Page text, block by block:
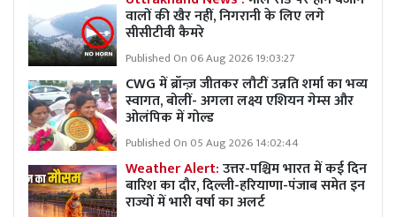
वालों की खैर नहीं, निगरानी के लिए लगे
सीसीटीवी कैमरे
Published On 06 Aug 2026 19:03:27
CWG में ब्रॉन्ज़ जीतकर लौटीं उन्नति शर्मा का भव्य
स्वागत, बोलीं- अगला लक्ष्य एशियन गेम्स और
ओलंपिक में गोल्ड
Published On 05 Aug 2026 14:02:44
Weather Alert:उत्तर-पश्चिम भारत में कई दिन
बारिश का दौर, दिल्ली-हरियाणा-पंजाब समेत इन
राज्यों में भारी वर्षा का अलर्ट